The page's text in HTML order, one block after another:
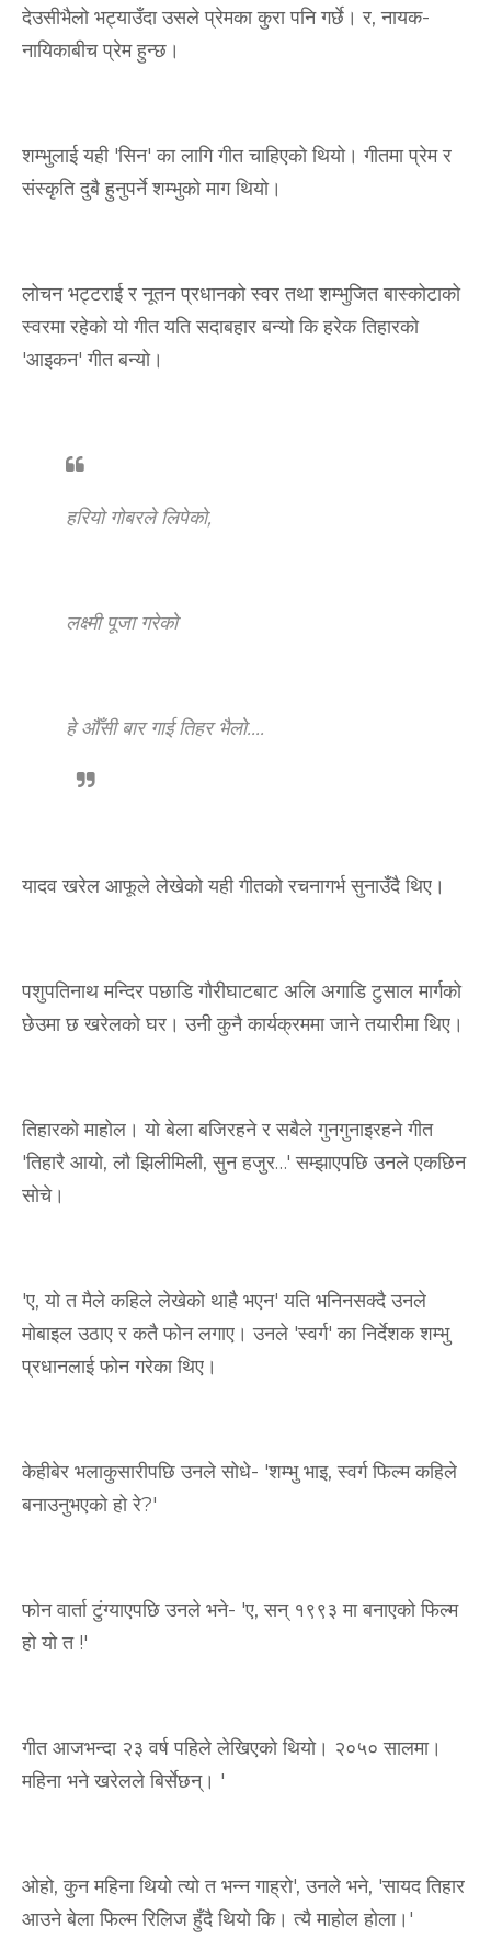
देउसीभैलो भट्याउँदा उसले प्रेमका कुरा पनि गर्छे। र, नायक-
नायिकाबीच प्रेम हुन्छ।
शम्भुलाई यही 'सिन' का लागि गीत चाहिएको थियो। गीतमा प्रेम र
संस्कृति दुबै हुनुपर्ने शम्भुको माग थियो।
लोचन भट्टराई र नूतन प्रधानको स्वर तथा शम्भुजित बास्कोटाको
स्वरमा रहेको यो गीत यति सदाबहार बन्यो कि हरेक तिहारको
'आइकन' गीत बन्यो।
हरियो गोबरले लिपेको,
लक्ष्मी पूजा गरेको
हे औँसी बार गाई तिहर भैलो....
यादव खरेल आफूले लेखेको यही गीतको रचनागर्भ सुनाउँदै थिए।
पशुपतिनाथ मन्दिर पछाडि गौरीघाटबाट अलि अगाडि टुसाल मार्गको
छेउमा छ खरेलको घर। उनी कुनै कार्यक्रममा जाने तयारीमा थिए।
तिहारको माहोल। यो बेला बजिरहने र सबैले गुनगुनाइरहने गीत
'तिहारै आयो, लौ झिलीमिली, सुन हजुर…' सम्झाएपछि उनले एकछिन
सोचे।
'ए, यो त मैले कहिले लेखेको थाहै भएन' यति भनिनसक्दै उनले
मोबाइल उठाए र कतै फोन लगाए। उनले 'स्वर्ग' का निर्देशक शम्भु
प्रधानलाई फोन गरेका थिए।
केहीबेर भलाकुसारीपछि उनले सोधे- 'शम्भु भाइ, स्वर्ग फिल्म कहिले
बनाउनुभएको हो रे?'
फोन वार्ता टुंग्याएपछि उनले भने- 'ए, सन् १९९३ मा बनाएको फिल्म
हो यो त !'
गीत आजभन्दा २३ वर्ष पहिले लेखिएको थियो। २०५० सालमा।
महिना भने खरेलले बिर्सेछन्। '
ओहो, कुन महिना थियो त्यो त भन्न गाह्रो', उनले भने, 'सायद तिहार
आउने बेला फिल्म रिलिज हुँदै थियो कि। त्यै माहोल होला।'